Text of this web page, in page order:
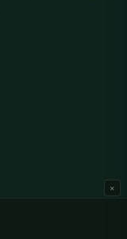
×